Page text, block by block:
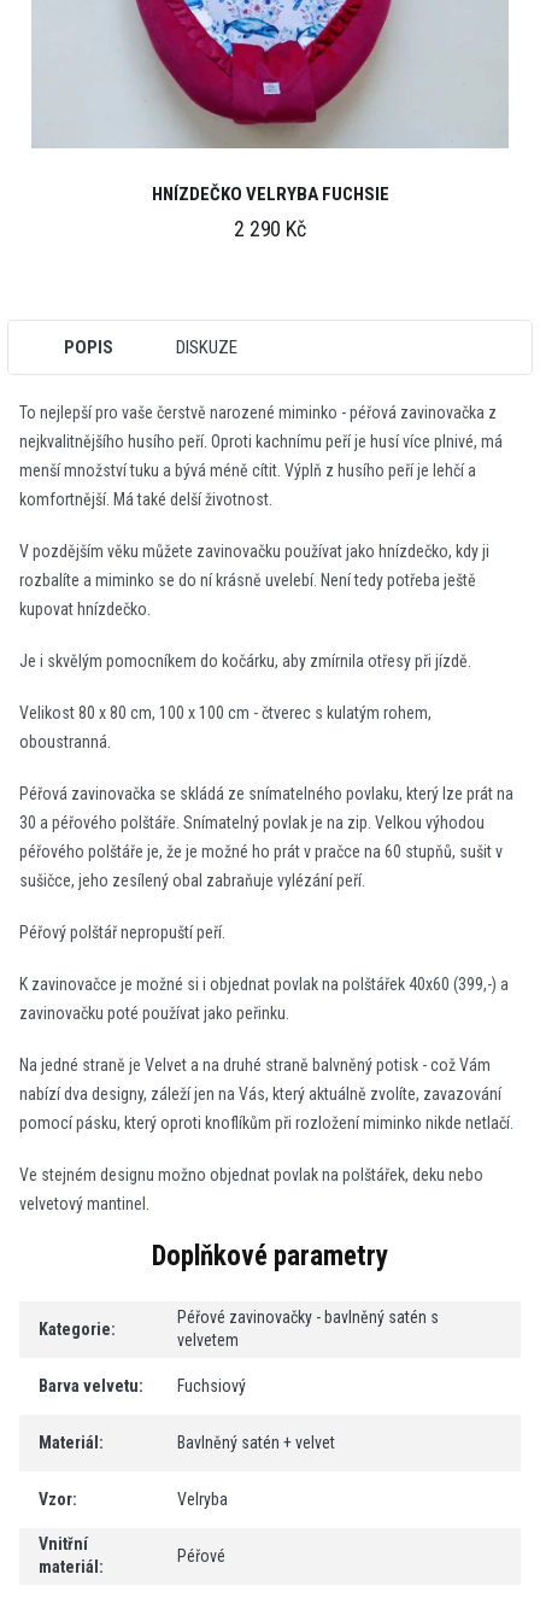
HNÍZDEČKO VELRYBA FUCHSIE
2 290 Kč
POPIS DISKUZE
To nejlepší pro vaše čerstvě narozené miminko - péřová zavinovačka z
nejkvalitnějšího husího peří. Oproti kachnímu peří je husí více plnivé, má
menší množství tuku a bývá méně cítit. Výplň z husího peří je lehčí a
komfortnější. Má také delší životnost.
V pozdějším věku můžete zavinovačku používat jako hnízdečko, kdy ji
rozbalíte a miminko se do ní krásně uvelebí. Není tedy potřeba ještě
kupovat hnízdečko.
Je i skvělým pomocníkem do kočárku, aby zmírnila otřesy při jízdě.
Velikost 80 x 80 cm, 100 x 100 cm - čtverec s kulatým rohem,
oboustranná.
Péřová zavinovačka se skládá ze snímatelného povlaku, který lze prát na
30 a péřového polštáře. Snímatelný povlak je na zip. Velkou výhodou
péřového polštáře je, že je možné ho prát v pračce na 60 stupňů, sušit v
sušičce, jeho zesílený obal zabraňuje vylézání peří.
Péřový polštář nepropuští peří.
K zavinovačce je možné si i objednat povlak na polštářek 40x60 (399,-) a
zavinovačku poté používat jako peřinku.
Na jedné straně je Velvet a na druhé straně balvněný potisk - což Vám
nabízí dva designy, záleží jen na Vás, který aktuálně zvolíte, zavazování
pomocí pásku, který oproti knoflíkům při rozložení miminko nikde netlačí.
Ve stejném designu možno objednat povlak na polštářek, deku nebo
velvetový mantinel.
Doplňkové parametry
Kategorie:
Péřové zavinovačky - bavlněný satén s
velvetem
Barva velvetu: Fuchsiový
Materiál : Bavlněný satén + velvet
Vzor: Velryba
Vnitřní
materiál :
Péřové